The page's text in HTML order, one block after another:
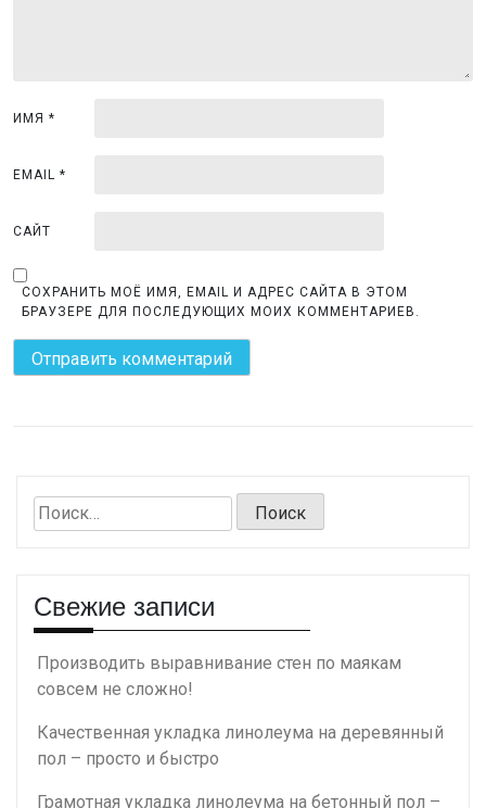
я
ИМЯ *
EMAIL *
САЙТ
СОХРАНИТЬ МОЁ ИМЯ, EMAIL И АДРЕС САЙТА В ЭТОМ
БРАУЗЕРЕ ДЛЯ ПОСЛЕДУЮЩИХ МОИХ КОММЕНТАРИЕВ.
Найти:
Свежие записи
Производить выравнивание стен по маякам
совсем не сложно!
Качественная укладка линолеума на деревянный
пол – просто и быстро
Грамотная укладка линолеума на бетонный пол –